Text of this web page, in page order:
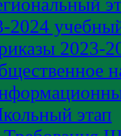
2024
2023-
этап